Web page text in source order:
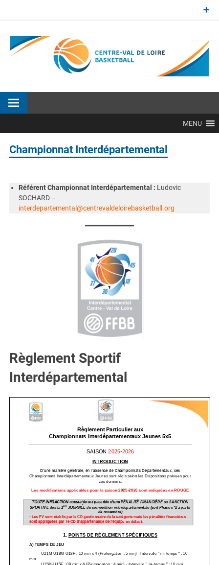
MENU
Championnat Interdépartemental
Référent Championnat Interdépartemental : Ludovic
SOCHARD –
interdepartemental@centrevaldeloirebasketball.org
Règlement Sportif
Interdépartemental